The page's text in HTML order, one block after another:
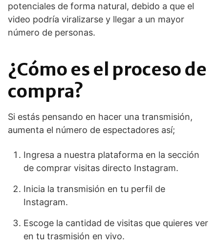
potenciales de forma natural, debido a que el
video podría viralizarse y llegar a un mayor
número de personas.
¿Cómo es el proceso de
compra?
Si estás pensando en hacer una transmisión,
aumenta el número de espectadores así;
Ingresa a nuestra plataforma en la sección
de comprar visitas directo Instagram.
Inicia la transmisión en tu perfil de
Instagram.
Escoge la cantidad de visitas que quieres ver
en tu trasmisión en vivo.